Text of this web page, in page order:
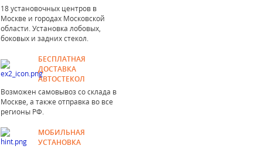
18 установочных центров в
Москве и городах Московской
области. Установка лобовых,
боковых и задних стекол.
БЕСПЛАТНАЯ
ДОСТАВКА
АВТОСТЕКОЛ
Возможен самовывоз со склада в
Москве, а также отправка во все
регионы РФ.
МОБИЛЬНАЯ
УСТАНОВКА